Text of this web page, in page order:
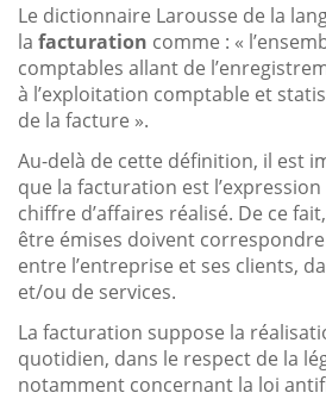
Le dictionnaire Larousse de la
la facturation comme : «
comptables allant de
à l’exploitation comptable et
de la facture ».
Au-delà de cette définition, il est
que la facturation est
chiffre d’affaires réalisé. De ce
être émises doivent
entre l’entreprise et ses clients,
et/ou de services.
La facturation suppose la
quotidien, dans le respect de la
notamment concernant la loi